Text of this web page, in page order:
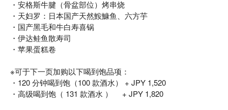
・安格斯牛腱（骨盆部位）烤串烧
・天妇罗：日本国产天然鮟鱇鱼、六方芋
・国产黑毛和牛白寿喜锅
・伊达鲑鱼散寿司
・苹果蛋糕卷
※可于下一页加购以下喝到饱品项：
・120 分钟喝到饱（100 款酒水） + JPY 1,520
・高级喝到饱（ 131 款酒水 ） + JPY 1,820